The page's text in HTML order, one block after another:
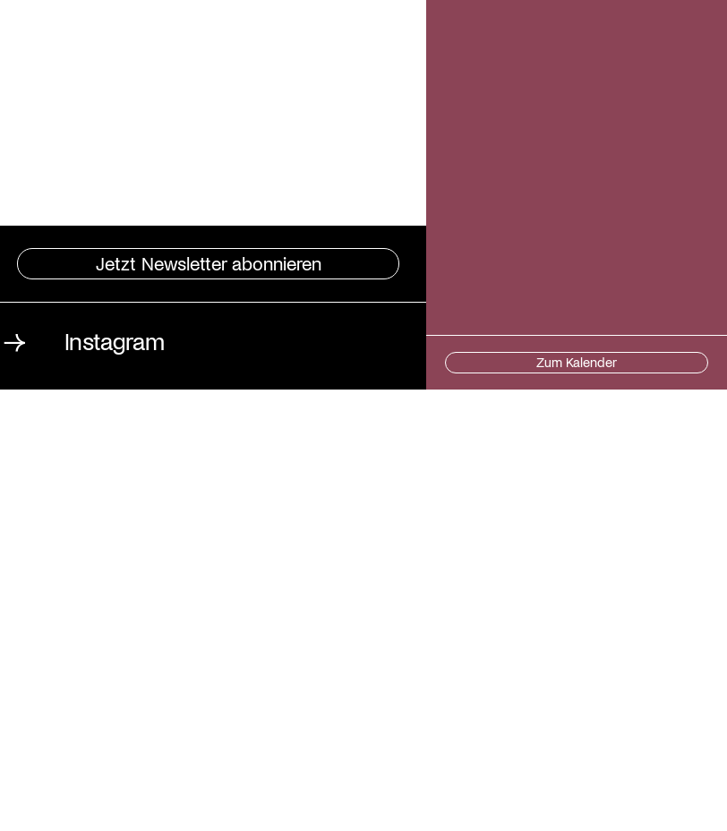
Jetzt Newsletter abonnieren
Instagram
Zum Kalender